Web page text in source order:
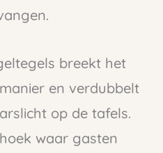
breekt het
en verdubbelt
op de tafels.
waar gasten